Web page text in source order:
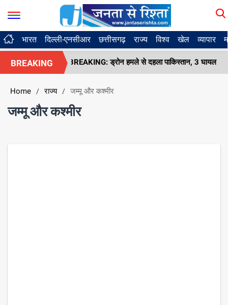
भारत दिल्ली-एनसीआर छत्तीसगढ़ राज्य विश्व खेल व्यापार
BREAKING
BREAKING: ड्रोन हमले से दहला पाकिस्तान, 3 घायल भगत
Home / राज्य / जम्मू और कश्मीर
जम्मू और कश्मीर